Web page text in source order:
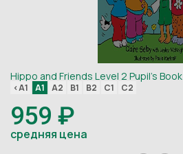
Hippo and Friends Level 2 Pupil's Book
<A1 A1 A2 B1 B2 C1 C2
959 ₽
средняя цена